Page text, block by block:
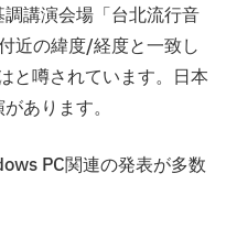
調講演会場「台北流行音
近の緯度/経度と一致し
と噂されています。日本
あります。
PC関連の発表が多数